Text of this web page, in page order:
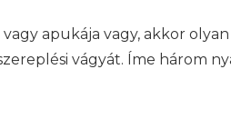
vagy apukája vagy, akkor
vágyát. Íme három